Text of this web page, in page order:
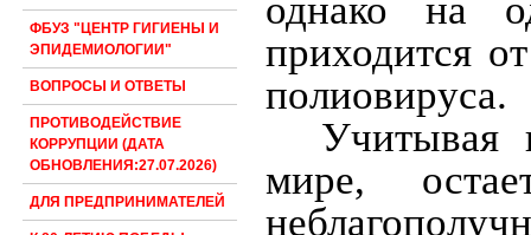
ФБУЗ "ЦЕНТР ГИГИЕНЫ И
ЭПИДЕМИОЛОГИИ"
ВОПРОСЫ И ОТВЕТЫ
ПРОТИВОДЕЙСТВИЕ
КОРРУПЦИИ (ДАТА
ОБНОВЛЕНИЯ:27.07.2026)
ДЛЯ ПРЕДПРИНИМАТЕЛЕЙ
однако на
приходится
полиовируса.
Учитывая
мире,